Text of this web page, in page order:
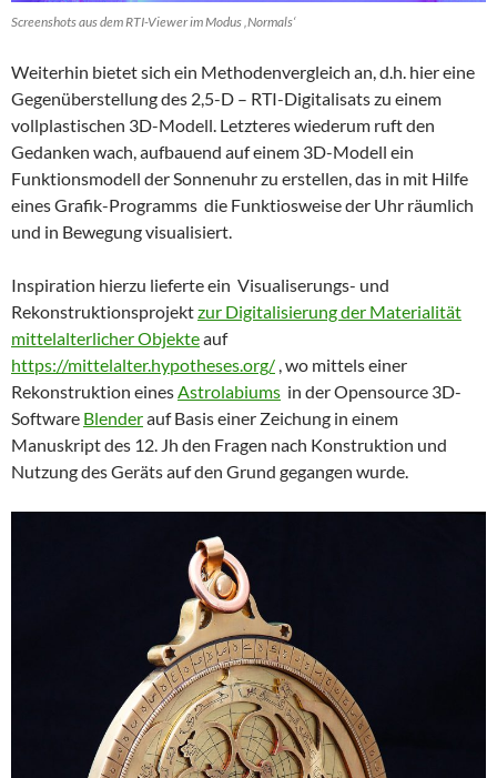
Screenshots aus dem RTI-Viewer im Modus ‚Normals‘
Weiterhin bietet sich ein Methodenvergleich an, d.h. hier eine
Gegenüberstellung des 2,5-D – RTI-Digitalisats zu einem
vollplastischen 3D-Modell. Letzteres wiederum ruft den
Gedanken wach, aufbauend auf einem 3D-Modell ein
Funktionsmodell der Sonnenuhr zu erstellen, das in mit Hilfe
eines Grafik-Programms die Funktiosweise der Uhr räumlich
und in Bewegung visualisiert.
Inspiration hierzu lieferte ein Visualiserungs- und
Rekonstruktionsprojektzur Digitalisierung der Materialität
mittelalterlicher Objekteauf
https://mittelalter.hypotheses.org/ , wo mittels einer
Rekonstruktion einesAstrolabiums in der Opensource 3D-
Software Blenderauf Basis einer Zeichung in einem
Manuskript des 12. Jh den Fragen nach Konstruktion und
Nutzung des Geräts auf den Grund gegangen wurde.